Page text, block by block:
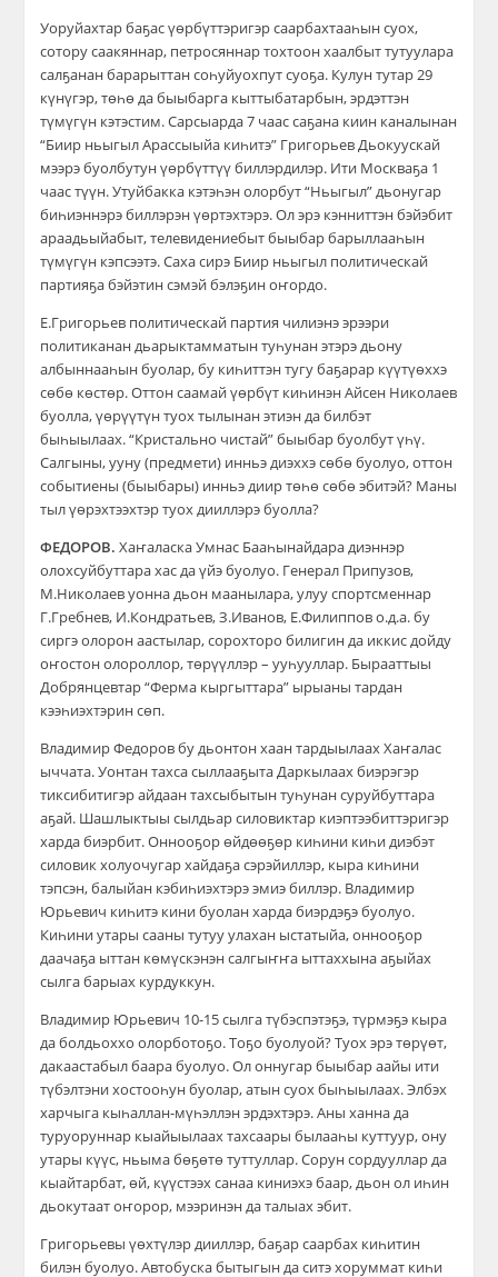
Уоруйахтар баҕас үөрбүттэригэр саарбахтааһын суох,
сотору саакяннар, петросяннар тохтоон хаалбыт тутуулара
салҕанан барарыттан соһуйуохпут суоҕа. Кулун тутар 29
күнүгэр, төһө да быыбарга кыттыбатарбын, эрдэттэн
түмүгүн кэтэстим. Сарсыарда 7 чаас саҕана киин каналынан
“Биир ньыгыл Арассыыйа киһитэ” Григорьев Дьокуускай
мээрэ буолбутун үөрбүттүү биллэрдилэр. Ити Москваҕа 1
чаас түүн. Утуйбакка кэтэһэн олорбут “Ньыгыл” дьонугар
биһиэннэрэ биллэрэн үөртэхтэрэ. Ол эрэ кэнниттэн бэйэбит
араадьыйабыт, телевидениебыт быыбар барыллааһын
түмүгүн кэпсээтэ. Саха сирэ Биир ньыгыл политическай
партияҕа бэйэтин сэмэй бэлэҕин оҥордо.
Е.Григорьев политическай партия чилиэнэ эрээри
политиканан дьарыктамматын туһунан этэрэ дьону
албыннааһын буолар, бу киһиттэн тугу баҕарар күүтүөххэ
сөбө көстөр. Оттон саамай үөрбүт киһинэн Айсен Николаев
буолла, үөрүүтүн туох тылынан этиэн да билбэт
быһыылаах. “Кристально чистай” быыбар буолбут үһү.
Салгыны, ууну (предмети) инньэ диэххэ сөбө буолуо, оттон
событиены (быыбары) инньэ диир төһө сөбө эбитэй? Маны
тыл үөрэхтээхтэр туох дииллэрэ буолла?
ФЕДОРОВ.Хаҥаласка Умнас Бааһынайдара диэннэр
олохсуйбуттара хас да үйэ буолуо. Генерал Припузов,
М.Николаев уонна дьон маанылара, улуу спортсменнар
Г.Гребнев, И.Кондратьев, З.Иванов, Е.Филиппов о.д.а. бу
сиргэ олорон аастылар, сорохторо билигин да иккис дойду
оҥостон олороллор, төрүүллэр – ууһууллар. Бырааттыы
Добрянцевтар “Ферма кыргыттара” ырыаны тардан
кээһиэхтэрин сөп.
Владимир Федоров бу дьонтон хаан тардыылаах Хаҥалас
ыччата. Уонтан тахса сыллааҕыта Даркылаах биэрэгэр
тиксибитигэр айдаан тахсыбытын туһунан суруйбуттара
аҕай. Шашлыктыы сылдьар силовиктар киэптээбиттэригэр
харда биэрбит. Оннооҕор өйдөөҕөр киһини киһи диэбэт
силовик холуочугар хайдаҕа сэрэйиллэр, кыра киһини
тэпсэн, балыйан кэбиһиэхтэрэ эмиэ биллэр. Владимир
Юрьевич киһитэ кини буолан харда биэрдэҕэ буолуо.
Киһини утары сааны тутуу улахан ыстатыйа, оннооҕор
даачаҕа ыттан көмүскэнэн салгыҥҥа ыттаххына аҕыйах
сылга барыах курдуккун.
Владимир Юрьевич 10-15 сылга түбэспэтэҕэ, түрмэҕэ кыра
да болдьоххо олорботоҕо. Тоҕо буолуой? Туох эрэ төрүөт,
дакаастабыл баара буолуо. Ол оннугар быыбар аайы ити
түбэлтэни хостооһун буолар, атын суох быһыылаах. Элбэх
харчыга кыһаллан-мүһэллэн эрдэхтэрэ. Аны ханна да
туруоруннар кыайыылаах тахсаары былааһы куттуур, ону
утары күүс, ньыма бөҕөтө туттуллар. Сорун сордууллар да
кыайтарбат, өй, күүстээх санаа киниэхэ баар, дьон ол иһин
дьокутаат оҥорор, мээринэн да талыах эбит.
Григорьевы үөхтүлэр дииллэр, баҕар саарбах киһитин
билэн буолуо. Автобуска бытыгын да ситэ хоруммат киһи